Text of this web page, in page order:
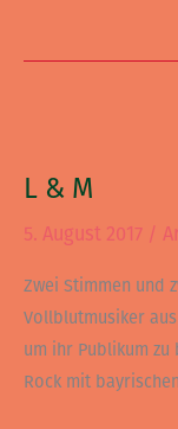
L & M
5. August 2017 /
Zwei Stimmen und
Vollblutmusiker
um ihr Publikum
Rock mit